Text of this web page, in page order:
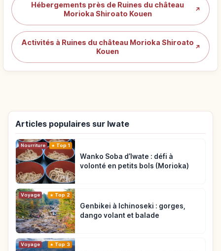
Hébergements près de Ruines du château
Morioka Shiroato Kouen
↗
Activités à Ruines du château Morioka Shiroato
Kouen
↗
Articles populaires sur Iwate
Nourriture Top 1
Wanko Soba d’Iwate : défi à
volonté en petits bols (Morioka)
Voyage Top 2
Genbikei à Ichinoseki : gorges,
dango volant et balade
Voyage Top 3